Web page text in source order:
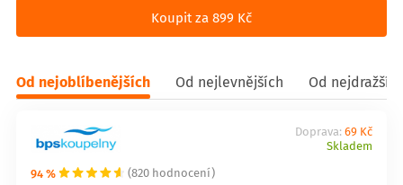
Koupit za 899 Kč
Od nejoblíbenějších Od nejlevnějších Od
94 % (820 hodnocení)
Doprava: 69 Kč
Skladem